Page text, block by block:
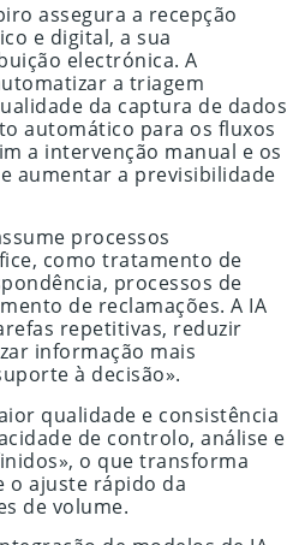
assegura a recepção
e digital, a sua
electrónica. A
a triagem
da captura de dados
automático para os fluxos
a intervenção manual e os
aumentar a previsibilidade
processos
como tratamento de
processos de
de reclamações. A IA
repetitivas, reduzir
informação mais
à decisão».
qualidade e consistência
de controlo, análise e
o que transforma
o ajuste rápido da
de volume.